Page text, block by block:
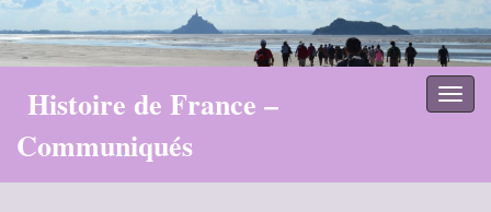
Histoire de France –
Communiqués